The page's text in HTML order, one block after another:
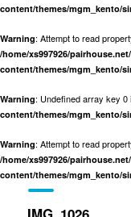
content/themes/mgm_kento/
Warning: Attempt to read
/home/xs997926/
content/themes/mgm_kento/
Warning: Undefined array key 0
content/themes/mgm_kento/
Warning: Attempt to read
/home/xs997926/
content/themes/mgm_kento/